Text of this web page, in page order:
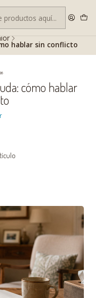
Revisa las condiciones.
hablar sin conflicto
cómo hablar